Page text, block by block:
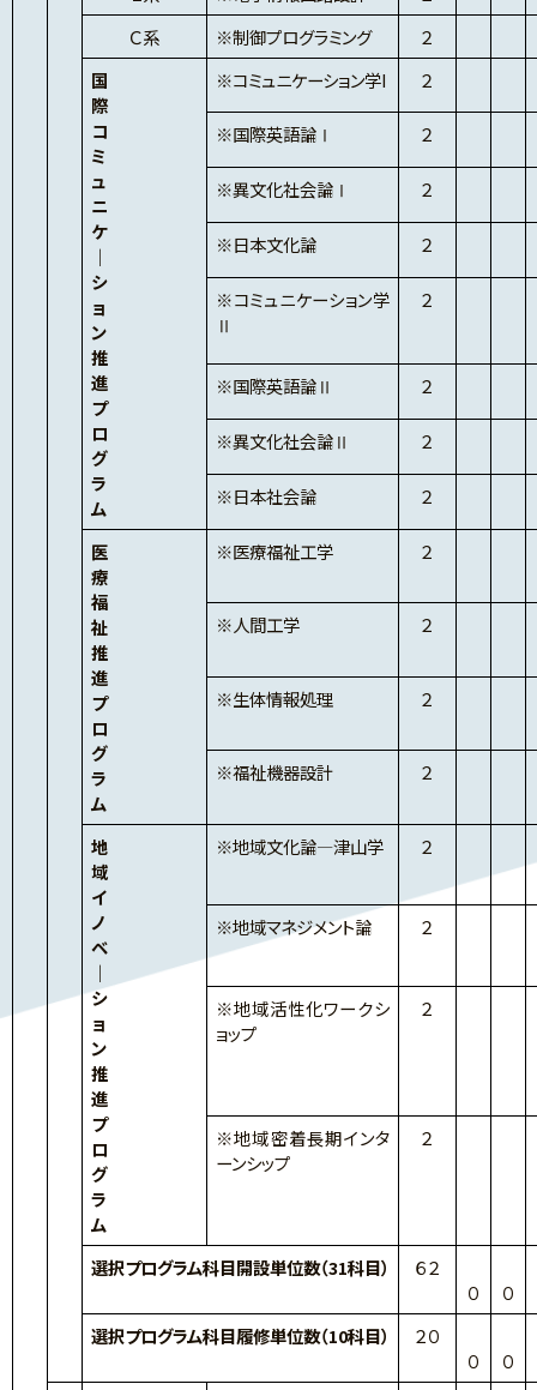
Ｃ系
※制御プログラミング
２
国
際
コ
ミ
ュ
ニ
ケ
｜
シ
ョ
ン
推
進
プ
ロ
グ
ラ
ム
※コミュニケーション学I ２
※国際英語論Ⅰ ２
※異文化社会論Ⅰ ２
※日本文化論 ２
※コミュニケーション学
Ⅱ
２
※国際英語論Ⅱ ２
※異文化社会論Ⅱ ２
※日本社会論 ２
医
療
福
祉
推
進
プ
ロ
グ
ラ
ム
※医療福祉工学 ２
※人間工学 ２
※生体情報処理 ２
※福祉機器設計 ２
地
域
イ
ノ
ベ
｜
シ
ョ
ン
推
進
プ
ロ
グ
ラ
ム
※地域文化論―津山学 ２
※地域マネジメント論 ２
※地域活性化ワークシ
ョップ
２
※地域密着長期インタ
ーンシップ
２
選択プログラム科目開設単位数（31科目）
６２
０
０
選択プログラム科目履修単位数（10科目）
２０
０
０